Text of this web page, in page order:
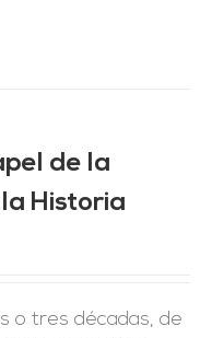
de la
Historia
o tres décadas, de